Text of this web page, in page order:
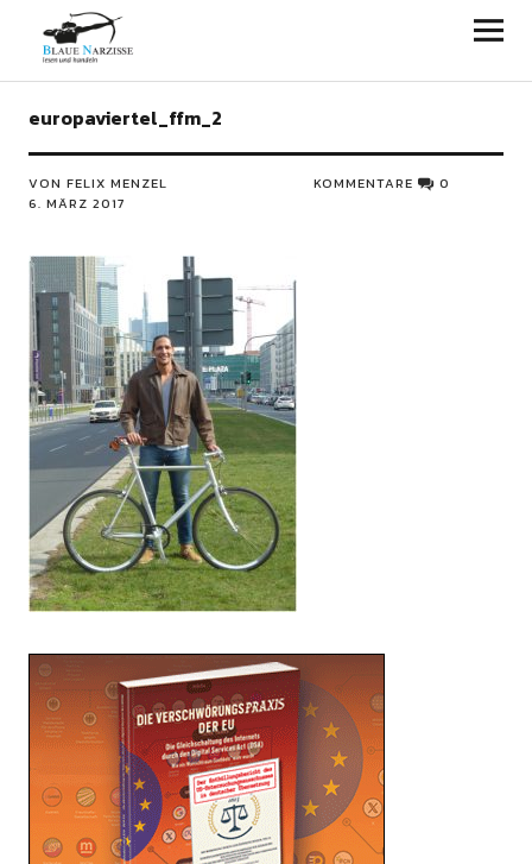
Blaue Narzisse
europaviertel_ffm_2
VON FELIX MENZEL
6. MÄRZ 2017
KOMMENTARE 0